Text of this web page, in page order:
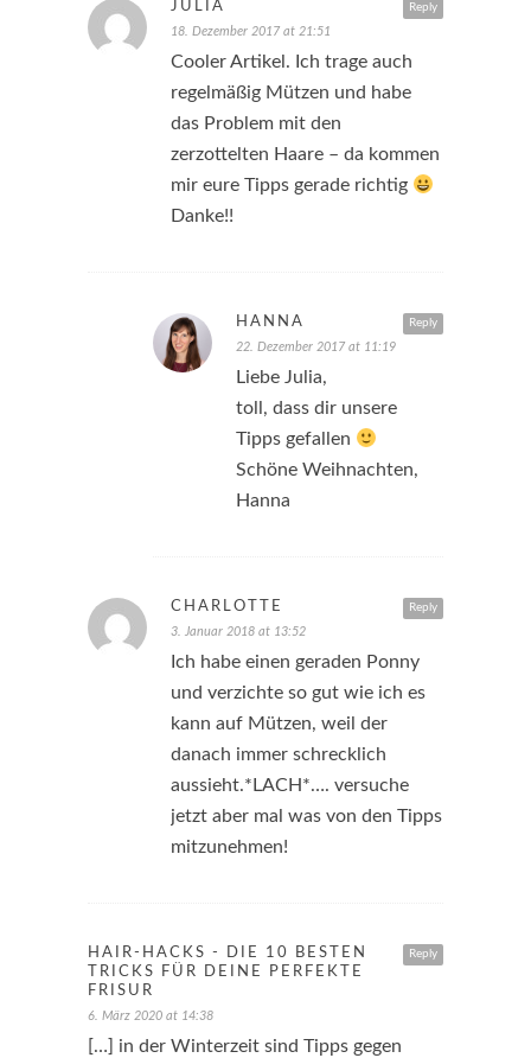
Reply
JULIA
18. Dezember 2017 at 21:51
Cooler Artikel. Ich trage auch
regelmäßig Mützen und habe
das Problem mit den
zerzottelten Haare – da kommen
mir eure Tipps gerade richtig
Danke!!
Reply
HANNA
22. Dezember 2017 at 11:19
Liebe Julia,
toll, dass dir unsere
Tipps gefallen
Schöne Weihnachten,
Hanna
Reply
CHARLOTTE
3. Januar 2018 at 13:52
Ich habe einen geraden Ponny
und verzichte so gut wie ich es
kann auf Mützen, weil der
danach immer schrecklich
aussieht.*LACH*…. versuche
jetzt aber mal was von den Tipps
mitzunehmen!
Reply
HAIR-HACKS - DIE 10 BESTEN
TRICKS FÜR DEINE PERFEKTE
FRISUR
6. März 2020 at 14:38
[…] in der Winterzeit sind Tipps gegen